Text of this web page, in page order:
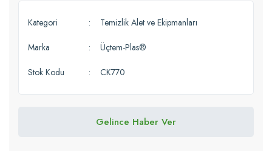
Kategori Temizlik Alet ve Ekipmanları
Marka Üçtem-Plas®
Stok Kodu CK770
Gelince Haber Ver